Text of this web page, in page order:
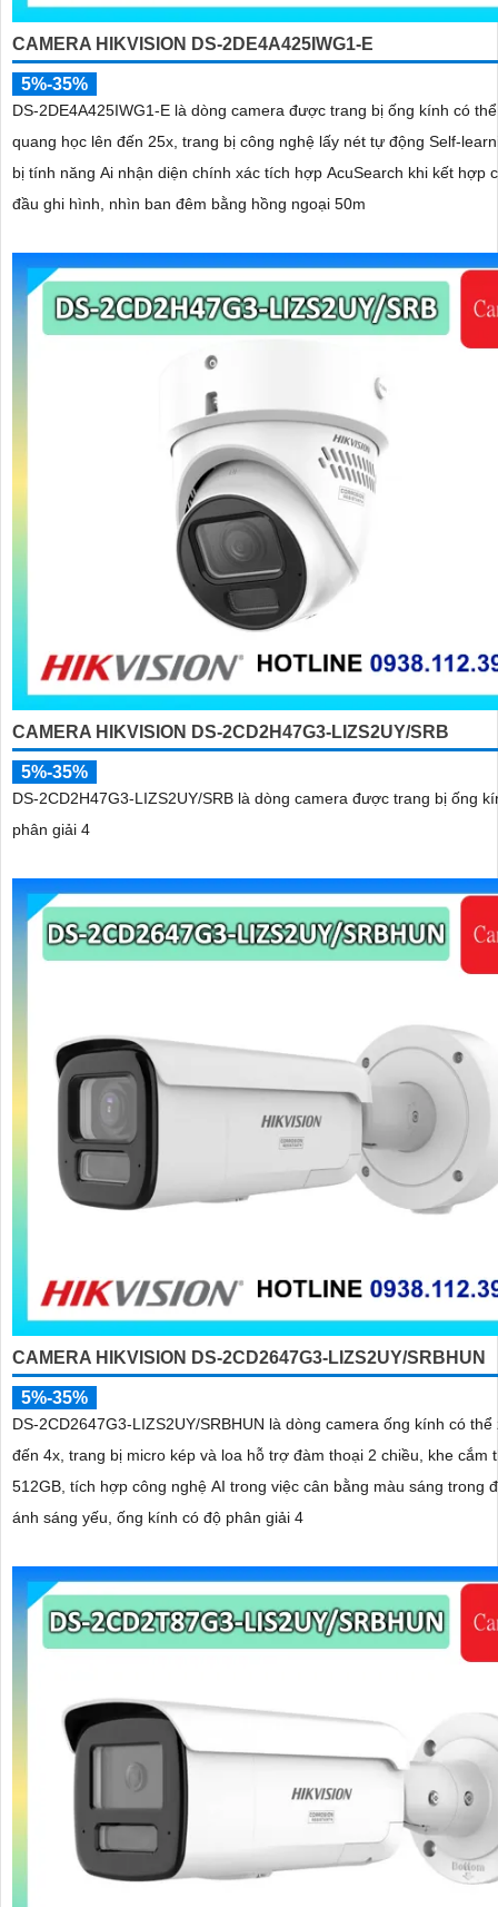
CAMERA HIKVISION DS-2DE4A425IWG1-E
5%-35%
DS-2DE4A425IWG1-E là dòng camera được trang bị ống kính có
quang học lên đến 25x, trang bị công nghệ lấy nét tự động Self-
bị tính năng Ai nhận diện chính xác tích hợp AcuSearch khi kết hợp
đầu ghi hình, nhìn ban đêm bằng hồng ngoại 50m
CAMERA HIKVISION DS-2CD2H47G3-LIZS2UY/SRB
5%-35%
DS-2CD2H47G3-LIZS2UY/SRB là dòng camera được trang bị ống
phân giải 4
CAMERA HIKVISION DS-2CD2647G3-LIZS2UY/SRBHUN
5%-35%
DS-2CD2647G3-LIZS2UY/SRBHUN là dòng camera ống kính có thể
đến 4x, trang bị micro kép và loa hỗ trợ đàm thoại 2 chiều, khe cắm
512GB, tích hợp công nghệ AI trong việc cân bằng màu sáng trong
ánh sáng yếu, ống kính có độ phân giải 4